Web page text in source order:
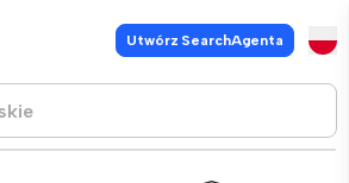
Utwórz SearchAgenta